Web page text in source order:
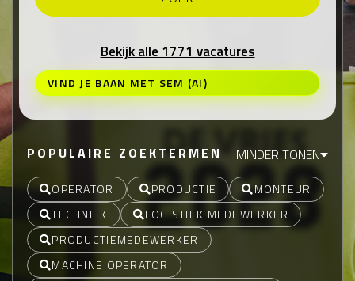
Bekijk alle 1771 vacatures
VIND JE BAAN MET SEM (AI)
POPULAIRE ZOEKTERMEN MINDER TONEN
OPERATOR PRODUCTIE
MONTEUR
TECHNIEK
LOGISTIEK MEDEWERKER
PRODUCTIEMEDEWERKER
MACHINE OPERATOR